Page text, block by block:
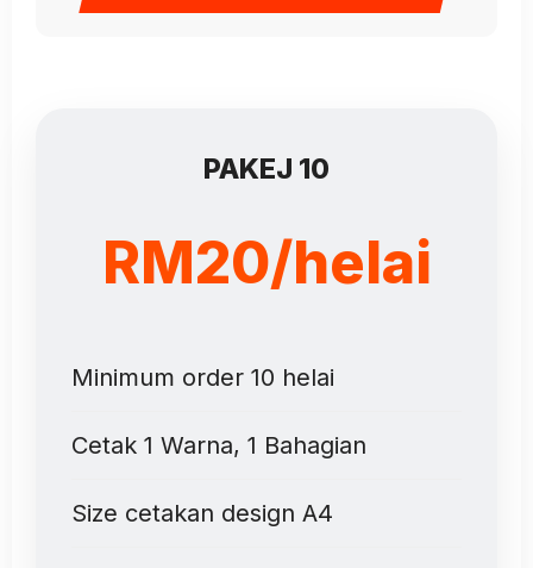
PAKEJ 10
RM20/helai
Minimum order 10 helai
Cetak 1 Warna, 1 Bahagian
Size cetakan design A4